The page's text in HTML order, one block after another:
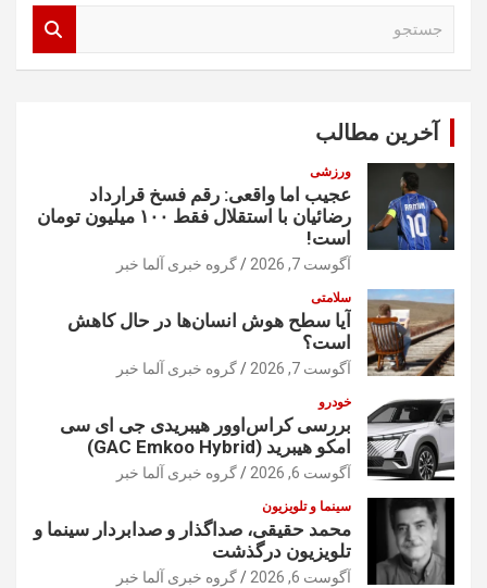
آخرین مطالب
ورزشی
عجیب اما واقعی: رقم فسخ قرارداد
رضائیان با استقلال فقط ۱۰۰ میلیون تومان
است!
آگوست 7, 2026 گروه خبری آلما خبر
سلامتی
آیا سطح هوش انسان‌ها در حال کاهش
است؟
آگوست 7, 2026 گروه خبری آلما خبر
خودرو
بررسی کراس‌اوور هیبریدی جی ای سی
امکو هیبرید (GAC Emkoo Hybrid)
آگوست 6, 2026 گروه خبری آلما خبر
سینما و تلویزیون
محمد حقیقی، صداگذار و صدابردار سینما و
تلویزیون درگذشت
آگوست 6, 2026 گروه خبری آلما خبر